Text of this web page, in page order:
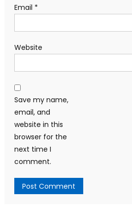
Email *
Website
Save my name,
email, and
website in this
browser for the
next time I
comment.